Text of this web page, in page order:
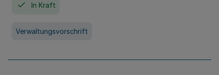
In Kraft
Verwaltungsvorschrift